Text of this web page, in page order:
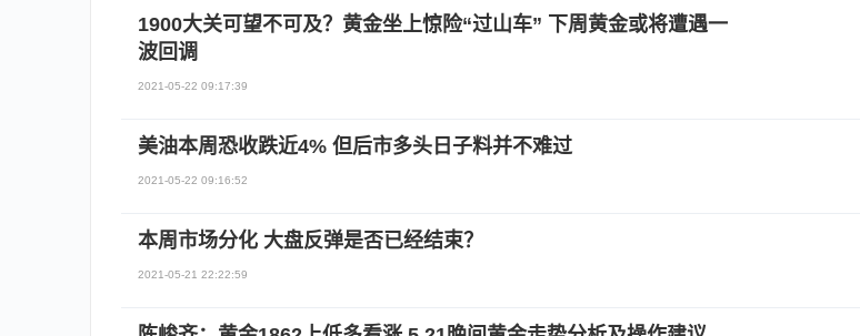
1900大关可望不可及？黄金坐上惊险“过山车” 下周黄金或将遭遇一
波回调
2021-05-22 09:17:39
美油本周恐收跌近4% 但后市多头日子料并不难过
2021-05-22 09:16:52
本周市场分化 大盘反弹是否已经结束？
2021-05-21 22:22:59